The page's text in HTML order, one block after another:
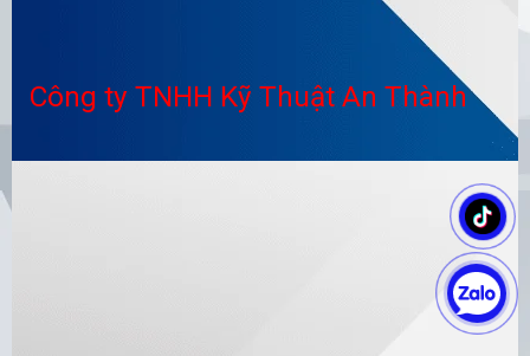
Công ty TNHH Kỹ Thuật An Thành